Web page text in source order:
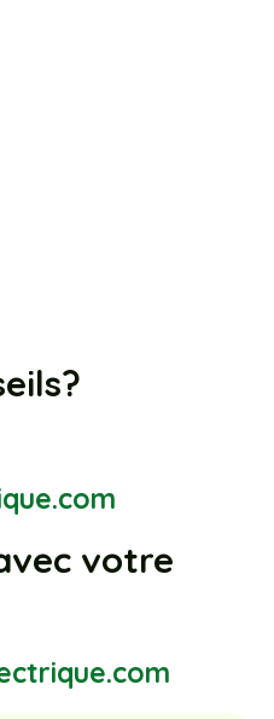
votre